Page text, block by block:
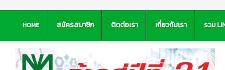
HOME สมัครสมาชิก ติดต่อเรา เกี่ยวกับเรา รวม